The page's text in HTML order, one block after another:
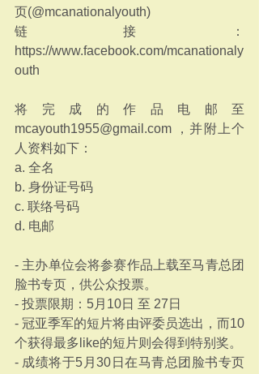
页(@mcanationalyouth)
链接：
https://www.facebook.com/mcanationaly
outh
将完成的作品电邮至
mcayouth1955@gmail.com ，并附上个
人资料如下：
a. 全名
b. 身份证号码
c. 联络号码
d. 电邮
- 主办单位会将参赛作品上载至马青总团
脸书专页，供公众投票。
- 投票限期：5月10日 至 27日
- 冠亚季军的短片将由评委员选出，而10
个获得最多like的短片则会得到特别奖。
- 成绩将于5月30日在马青总团脸书专页